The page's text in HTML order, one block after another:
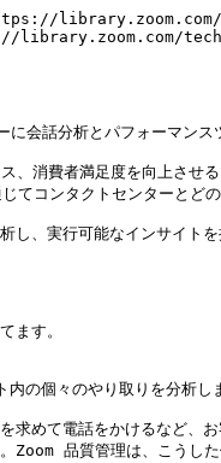
話分析とパフォーマンス
、消費者満足度を向上さ
ンタクトセンターとどの
、実行可能なインサイト
ます。
個々のやり取りを分析し
めて電話をかけるなど
品質管理は、こうした